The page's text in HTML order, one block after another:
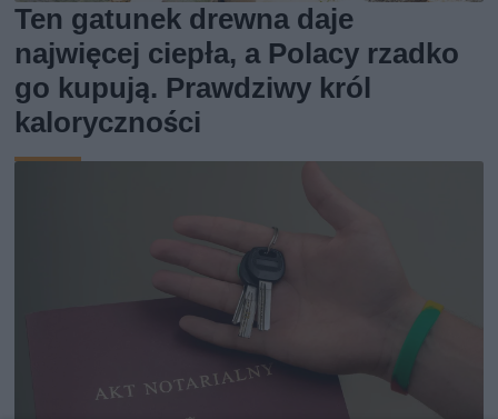
Ten gatunek drewna daje
najwięcej ciepła, a Polacy rzadko
go kupują. Prawdziwy król
kaloryczności